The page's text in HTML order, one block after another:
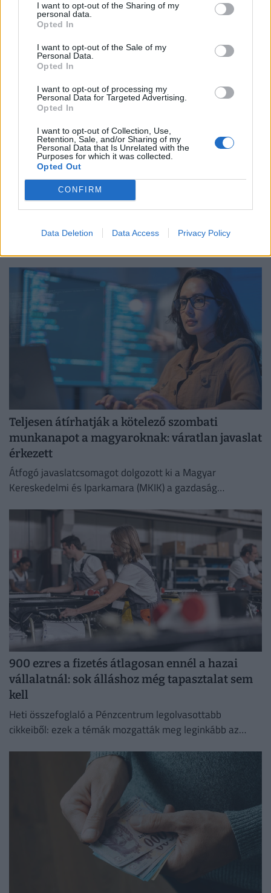
I want to opt-out of the Sharing of my
personal data.
Opted In
I want to opt-out of the Sale of my
Personal Data.
Opted In
I want to opt-out of processing my
Personal Data for Targeted Advertising.
Opted In
I want to opt-out of Collection, Use,
Retention, Sale, and/or Sharing of my
Personal Data that Is Unrelated with the
Purposes for which it was collected.
Opted Out
CONFIRM
Data Deletion Data Access Privacy Policy
komoly fizikai és mentális terhet jelenthet a dolgozók
számára.
Időzített bomba ketyeg a magyar
munkahelyeken: hamarosan százezrével
tűnnek el a dolgozók
Bár a magyar munkaerőpiac látszólag stabil, hiszen a
pedig nem emelkedik drámai mértékben.
Teljesen átírhatják a kötelező szombati
munkanapot a magyaroknak: váratlan javaslat
érkezett
Átfogó javaslatcsomagot dolgozott ki a Magyar
Kereskedelmi és Iparkamara (MKIK) a gazdaság
kezelése érdekében.
900 ezres a fizetés átlagosan ennél a hazai
vállalatnál: sok álláshoz még tapasztalat sem
kell
Heti összefoglaló a Pénzcentrum legolvasottabb
cikkeiből: ezek a témák mozgatták meg leginkább az